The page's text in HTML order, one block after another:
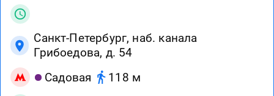
Санкт-Петербург, наб. канала
Грибоедова, д. 54
Садовая
118 м